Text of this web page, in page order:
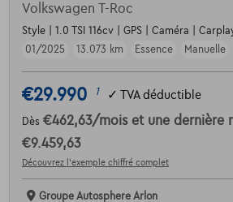
Volkswagen T-Roc
Style | 1.0 TSI 116cv | GPS | Caméra |
01/2025
13.073 km Essence Manuelle
€29.990 1 ✓ TVA déductible
Dès €462,63/mois et une dernière
€9.459,63
Découvrez l’exemple chiffré complet
Groupe Autosphere Arlon